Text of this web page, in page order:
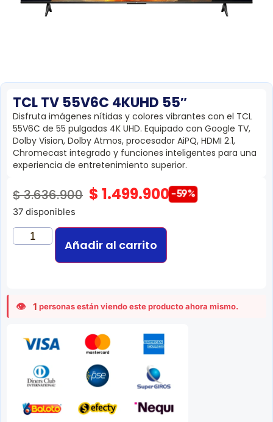
TCL TV 55V6C 4KUHD 55″
Disfruta imágenes nítidas y colores vibrantes con el TCL
55V6C de 55 pulgadas 4K UHD. Equipado con Google TV,
Dolby Vision, Dolby Atmos, procesador AiPQ, HDMI 2.1,
Chromecast integrado y funciones inteligentes para una
experiencia de entretenimiento superior.
$3.636.900 $ 1.499.900 -59%
37 disponibles
Añadir al carrito
1 personas están viendo este producto ahora mismo.